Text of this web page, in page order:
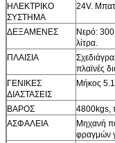
ΗΛΕΚΤΡΙΚΟ
ΣΥΣΤΗΜΑ
24V.
ΔΕΞΑΜΕΝΕΣ
Νερό: 300
λίτρα.
ΠΛΑΙΣΙΑ
πλαϊνές
ΓΕΝΙΚΕΣ
ΔΙΑΣΤΑΣΕΙΣ
Μήκος
ΒΑΡΟΣ
4800kgs,
ΑΣΦΑΛΕΙΑ
Μηχανή
φραγμών